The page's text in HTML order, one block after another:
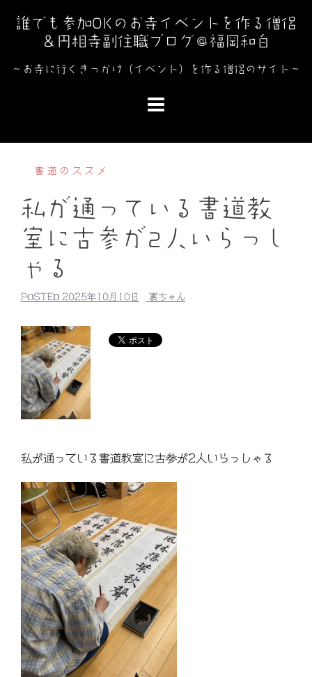
キ
誰でも参加OKのお寺イベントを作る僧侶
＆円相寺副住職ブログ＠福岡和白
～お寺に行くきっかけ（イベント）を作る僧侶のサイト～
書道のススメ
私が通っている書道教
室に古参が2人いらっし
ゃる
POSTED 2025年10月10日 裏ちゃん
私が通っている書道教室に古参が2人いらっしゃる